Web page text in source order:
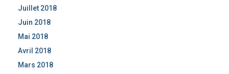
Juillet 2018
Juin 2018
Mai 2018
Avril 2018
Mars 2018